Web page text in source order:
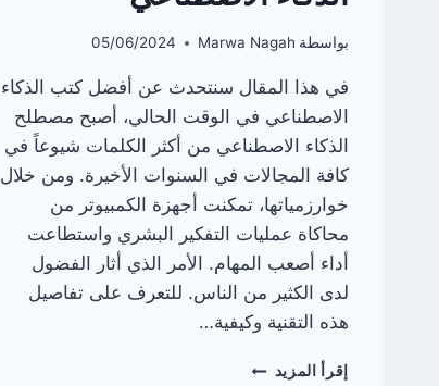
بواسطة Marwa Nagah
05/06/2024
في هذا المقال سنتحدث عن أفضل كتب الذكاء
الاصطناعي في الوقت الحالي، أصبح مصطلح
الذكاء الاصطناعي من أكثر الكلمات شيوعاً في
كافة المجالات في السنوات الأخيرة. ومن خلال
خوارزمياتها، تمكنت أجهزة الكمبيوتر من
محاكاة عمليات التفكير البشري واستطاعت
أداء أصعب المهام. الأمر الذي أثار الفضول
لدى الكثير من الناس. للتعرف على تفاصيل
هذه التقنية وكيفية…
إقرأ المزيد أفضل